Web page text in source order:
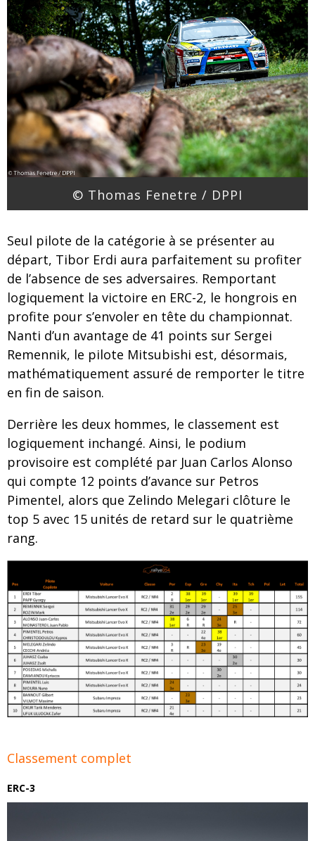
© Thomas Fenetre / DPPI
Seul pilote de la catégorie à se présenter au
départ, Tibor Erdi aura parfaitement su profiter
de l’absence de ses adversaires. Remportant
logiquement la victoire en ERC-2, le hongrois en
profite pour s’envoler en tête du championnat.
Nanti d’un avantage de 41 points sur Sergei
Remennik, le pilote Mitsubishi est, désormais,
mathématiquement assuré de remporter le titre
en fin de saison.
Derrière les deux hommes, le classement est
logiquement inchangé. Ainsi, le podium
provisoire est complété par Juan Carlos Alonso
qui compte 12 points d’avance sur Petros
Pimentel, alors que Zelindo Melegari clôture le
top 5 avec 15 unités de retard sur le quatrième
rang.
Classement complet
ERC-3